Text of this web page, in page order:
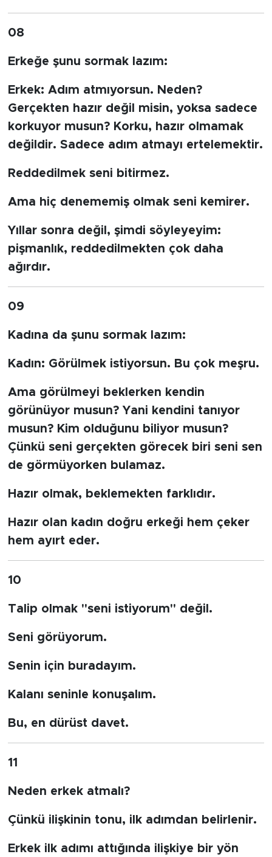
08
Erkeğe şunu sormak lazım:
Erkek: Adım atmıyorsun. Neden?
Gerçekten hazır değil misin, yoksa sadece
korkuyor musun? Korku, hazır olmamak
değildir. Sadece adım atmayı ertelemektir.
Reddedilmek seni bitirmez.
Ama hiç denememiş olmak seni kemirer.
Yıllar sonra değil, şimdi söyleyeyim:
pişmanlık, reddedilmekten çok daha
ağırdır.
09
Kadına da şunu sormak lazım:
Kadın: Görülmek istiyorsun. Bu çok meşru.
Ama görülmeyi beklerken kendin
görünüyor musun? Yani kendini tanıyor
musun? Kim olduğunu biliyor musun?
Çünkü seni gerçekten görecek biri seni sen
de görmüyorken bulamaz.
Hazır olmak, beklemekten farklıdır.
Hazır olan kadın doğru erkeği hem çeker
hem ayırt eder.
10
Talip olmak "seni istiyorum" değil.
Seni görüyorum.
Senin için buradayım.
Kalanı seninle konuşalım.
Bu, en dürüst davet.
11
Neden erkek atmalı?
Çünkü ilişkinin tonu, ilk adımdan belirlenir.
Erkek ilk adımı attığında ilişkiye bir yön